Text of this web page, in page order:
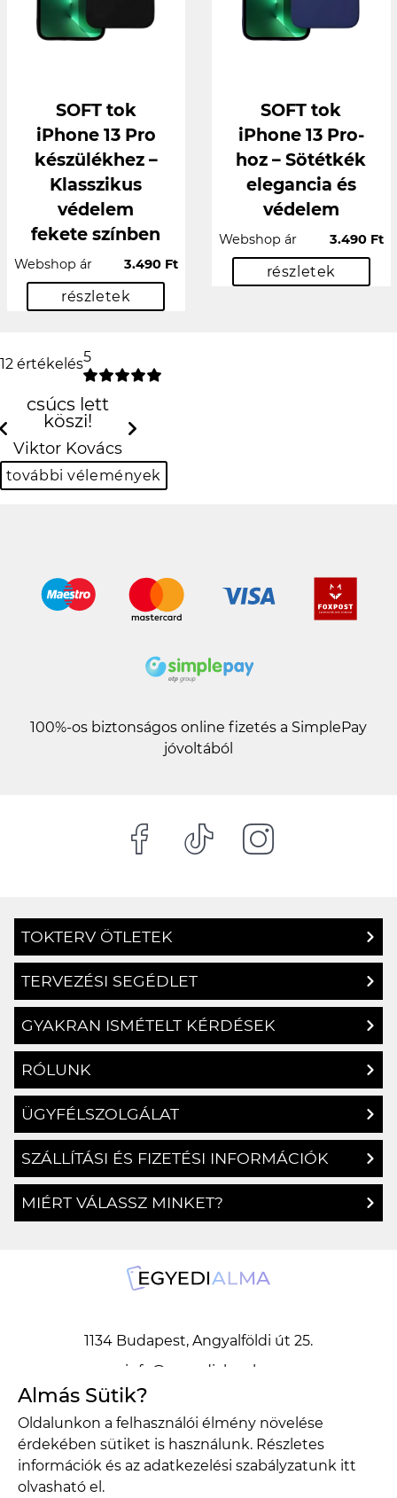
SOFT tok
iPhone 13 Pro
készülékhez –
Klasszikus
védelem
fekete színben
Webshop ár 3.490 Ft
részletek
SOFT tok
iPhone 13 Pro-
hoz – Sötétkék
elegancia és
védelem
Webshop ár 3.490 Ft
részletek
12 értékelés5
Previous
100%-os biztonságos online fizetés a SimplePay
TOKTERV ÖTLETEK
TERVEZÉSI SEGÉDLET
GYAKRAN ISMÉTELT KÉRDÉSEK
RÓLUNK
ÜGYFÉLSZOLGÁLAT
SZÁLLÍTÁSI ÉS FIZETÉSI INFORMÁCIÓK
info@egyedialma.hu
1134 Budapest, Angyalföldi út 25.
Almás Sütik?
Oldalunkon a felhasználói élmény növelése
érdekében sütiket is használunk. Részletes
információk és az adatkezelési szabályzatunk itt
olvasható el.